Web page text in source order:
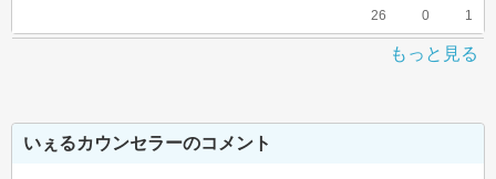
26 0 1
もっと見る
いぇるカウンセラーのコメント